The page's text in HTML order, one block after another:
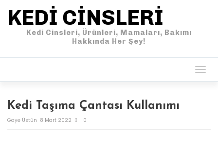
KEDI CINSLERI
Kedi Cinsleri, Ürünleri, Mamaları, Bakımı
Hakkında Her Şey!
Kedi Taşıma Çantası Kullanımı
Gaye Üstün 8 Mart 2022 0